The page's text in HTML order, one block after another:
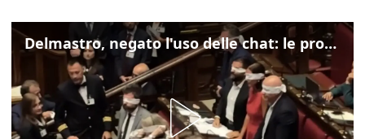
Delmastro, negato l'uso delle chat: le proteste di Avs e M5s